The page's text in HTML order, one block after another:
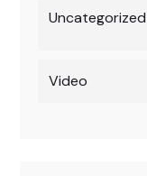
Uncategorized
Video